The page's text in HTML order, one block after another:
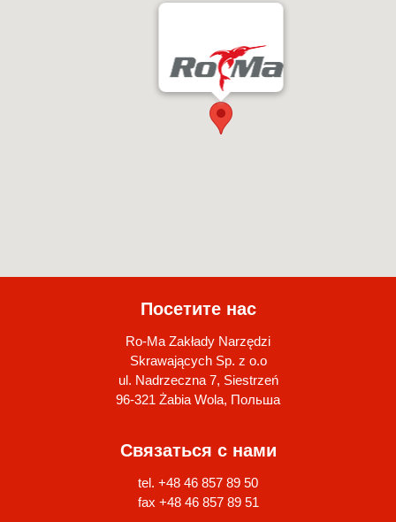
Посетите нас
Ro-Ma Zakłady Narzędzi
Skrawających Sp. z o.o
ul. Nadrzeczna 7, Siestrzeń
96-321 Żabia Wola, Польша
Связаться с нами
tel. +48 46 857 89 50
fax +48 46 857 89 51